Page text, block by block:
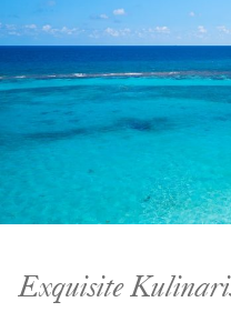
Exquisite